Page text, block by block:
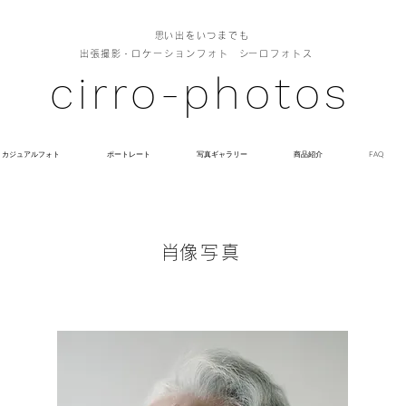
​思い出をいつまでも
・ロケーションフォト
出張撮影 ​シーロフォトス
cirro-photos
カジュアルフォト ポートレート 写真ギャラリー 商品紹介 FAQ
​肖像写真